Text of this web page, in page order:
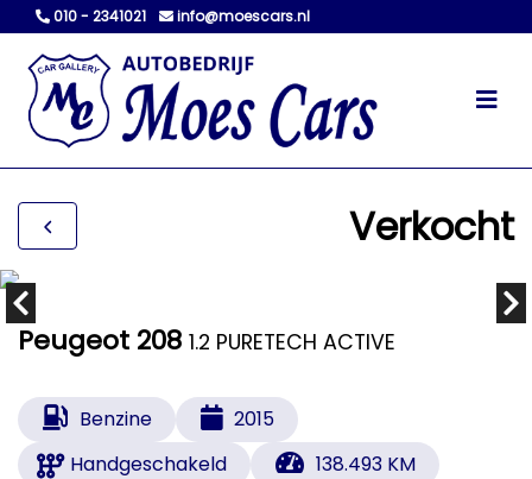
010 - 2341021 info@moescars.nl
Verkocht
Peugeot 208 1.2 PURETECH ACTIVE
Benzine
2015
Handgeschakeld
138.493 KM